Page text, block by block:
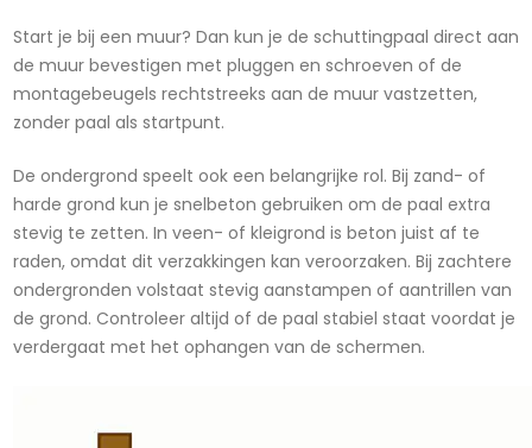
Start je bij een muur? Dan kun je de schuttingpaal direct aan
de muur bevestigen met pluggen en schroeven of de
montagebeugels rechtstreeks aan de muur vastzetten,
zonder paal als startpunt.
De ondergrond speelt ook een belangrijke rol. Bij zand- of
harde grond kun je snelbeton gebruiken om de paal extra
stevig te zetten. In veen- of kleigrond is beton juist af te
raden, omdat dit verzakkingen kan veroorzaken. Bij zachtere
ondergronden volstaat stevig aanstampen of aantrillen van
de grond. Controleer altijd of de paal stabiel staat voordat je
verdergaat met het ophangen van de schermen.